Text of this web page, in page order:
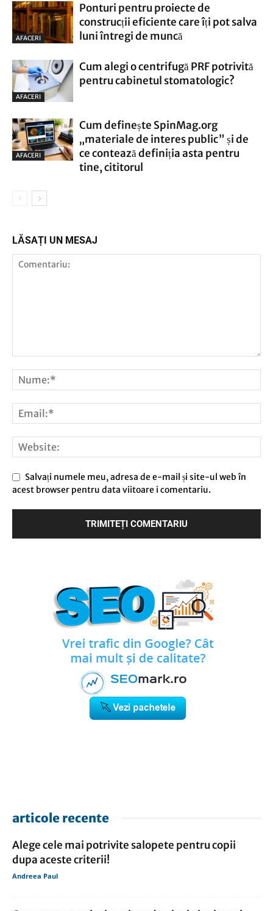
AFACERI
Ponturi pentru proiecte de
construcții eficiente care îți pot salva
luni întregi de muncă
AFACERI
Cum alegi o centrifugă PRF potrivită
pentru cabinetul stomatologic?
AFACERI
Cum definește SpinMag.org
„materiale de interes public” și de
ce contează definiția asta pentru
tine, cititorul
LĂSAȚI UN MESAJ
Salvați numele meu, adresa de e-mail și site-ul web în
acest browser pentru data viitoare i comentariu.
articole recente
Alege cele mai potrivite salopete pentru copii
dupa aceste criterii!
Andreea Paul